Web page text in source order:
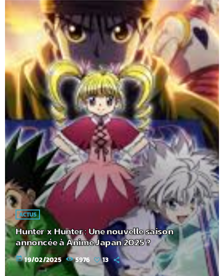
ACTUS
Hunter x Hunter : Une nouvelle saison
annoncée à Anime Japan 2025 ?
today 19/02/2025 5976 13